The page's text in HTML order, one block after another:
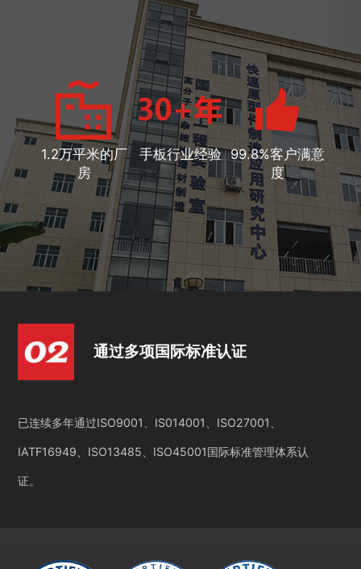
1.2万平米的厂
房
手板行业经验 99.8%客户满意
度
通过多项国际标准认证
已连续多年通过ISO9001、IS014001、ISO27001、
IATF16949、ISO13485、ISO45001国际标准管理体系认
证。